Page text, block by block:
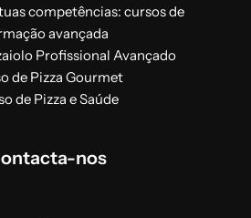
competências: cursos de
avançada
Profissional Avançado
de Pizza Gourmet
de Pizza e Saúde
nos